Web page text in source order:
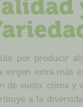
por producir
virgen extra más
de suelo, clima y
a la